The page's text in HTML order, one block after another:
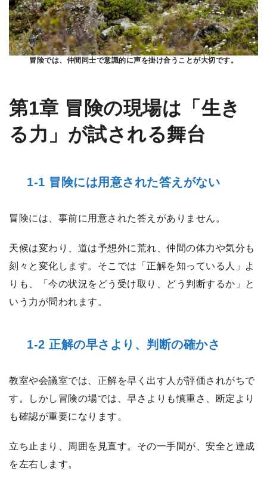
冒険では、仲間同士で意識的に声を掛け合うことが大切です。
第1章 冒険の現場は「生き
る力」が試される舞台
1-1 冒険には用意された答えがない
冒険には、事前に用意された答えがありません。
天候は変わり、道は予想外に荒れ、仲間の体力や気分も
刻々と変化します。そこでは「正解を知っている人」よ
りも、「今の状況をどう受け取り、どう判断するか」と
いう力が問われます。
1-2 正解の早さより、判断の確かさ
教室や会議室では、正解を早く出す人が評価されがちで
す。しかし冒険の場では、早さよりも慎重さ、断定より
も確認が重要になります。
立ち止まり、周囲を見直す。その一手間が、安全と達成
を左右します。